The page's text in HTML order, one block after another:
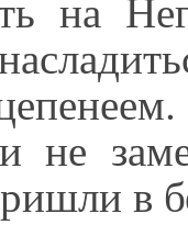
не
в